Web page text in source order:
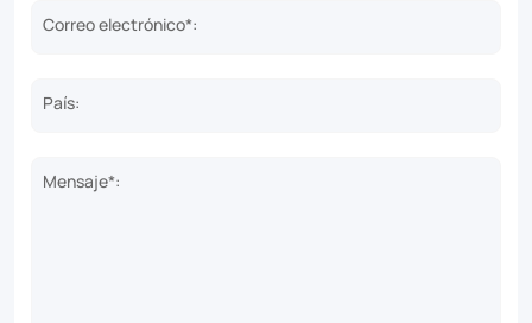
Correo electrónico*:
País:
Mensaje*: